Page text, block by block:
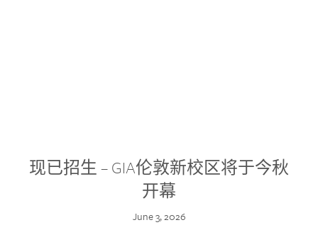
现已招生 – GIA伦敦新校区将于今秋
开幕
June 3, 2026